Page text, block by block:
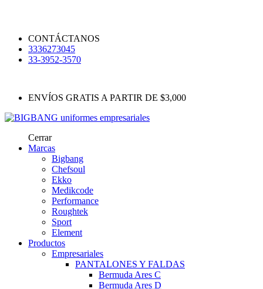
CONTÁCTANOS
3336273045
33-3952-3570
ENVÍOS GRATIS A PARTIR DE $3,000
Cerrar
Marcas
Bigbang
Chefsoul
Ekko
Medikcode
Performance
Roughtek
Sport
Element
Productos
Empresariales
PANTALONES Y FALDAS
Bermuda Ares C
Bermuda Ares D